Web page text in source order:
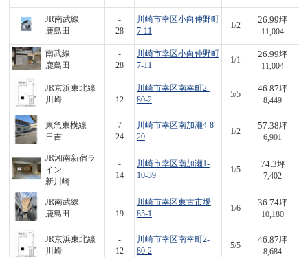
JR南武線
鹿島田
-
28
川崎市幸区小向仲野町
7-11
1/2
26.99坪
11,004
南武線
鹿島田
-
28
川崎市幸区小向仲野町
7-11
1/1
26.99坪
11,004
JR京浜東北線
川崎
-
12
川崎市幸区南幸町2-
80-2
5/5
46.87坪
8,449
東急東横線
日吉
7
24
川崎市幸区南加瀬4-8-
20
1/2
57.38坪
6,901
JR湘南新宿ラ
イン
新川崎
-
14
川崎市幸区南加瀬1-
10-39
1/5
74.3坪
7,402
JR南武線
鹿島田
-
19
川崎市幸区東古市場
85-1
1/6
36.74坪
10,180
JR京浜東北線
川崎
-
12
川崎市幸区南幸町2-
80-2
5/5
46.87坪
8,684